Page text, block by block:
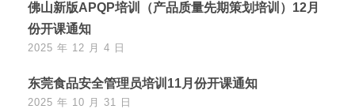
佛山新版APQP培训（产品质量先期策划培训）12月
份开课通知
2025 年 12 月 4 日
东莞食品安全管理员培训11月份开课通知
2025 年 10 月 31 日